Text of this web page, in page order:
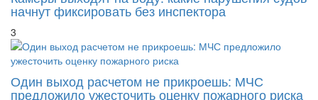
3
Один выход расчетом не прикроешь: МЧС
предложило ужесточить оценку пожарного риска